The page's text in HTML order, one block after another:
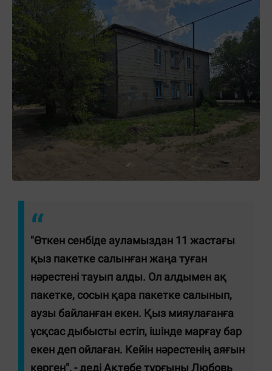
"Өткен сенбіде ауламыздан 11 жастағы
қыз пакетке салынған жаңа туған
нәрестені тауып алды. Ол алдымен ақ
пакетке, сосын қара пакетке салынып,
аузы байланған екен. Қыз мияулағанға
ұсқсас дыбысты естіп, ішінде марғау бар
екен деп ойлаған. Кейін нәрестенің аяғын
көрген", - деді Ақтөбе тұрғыны Любовь